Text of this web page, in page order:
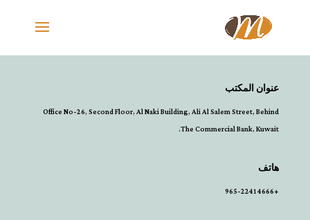
عنوان المكتب
Office No-26, Second Floor, Al Naki Building, Ali Al Salem Street, Behind
The Commercial Bank, Kuwait.
هاتف
+965-22414666